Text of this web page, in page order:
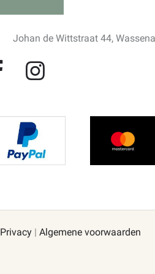
Johan de Wittstraat 44,
Privacy | Algemene voorwaarden